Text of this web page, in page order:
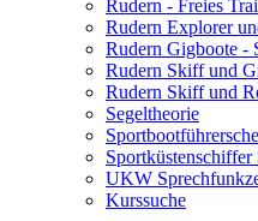
Rudern - Freies
Rudern Explorer
Rudern Gigboote -
Rudern Skiff und
Rudern Skiff und
Segeltheorie
UKW
Kurssuche